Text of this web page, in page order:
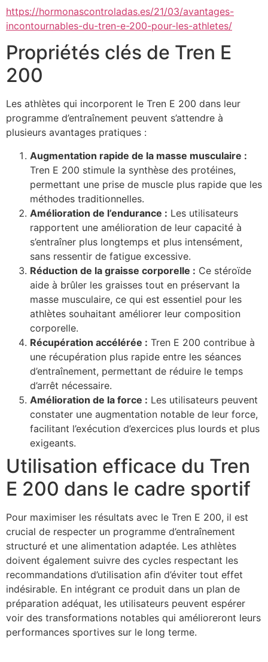
https://hormonascontroladas.es/21/03/avantages-
incontournables-du-tren-e-200-pour-les-athletes/
Propriétés clés de Tren E
200
Les athlètes qui incorporent le Tren E 200 dans leur
programme d’entraînement peuvent s’attendre à
plusieurs avantages pratiques :
Augmentation rapide de la masse musculaire :
Tren E 200 stimule la synthèse des protéines,
permettant une prise de muscle plus rapide que les
méthodes traditionnelles.
Amélioration de l’endurance : Les utilisateurs
rapportent une amélioration de leur capacité à
s’entraîner plus longtemps et plus intensément,
sans ressentir de fatigue excessive.
Réduction de la graisse corporelle : Ce stéroïde
aide à brûler les graisses tout en préservant la
masse musculaire, ce qui est essentiel pour les
athlètes souhaitant améliorer leur composition
corporelle.
Récupération accélérée : Tren E 200 contribue à
une récupération plus rapide entre les séances
d’entraînement, permettant de réduire le temps
d’arrêt nécessaire.
Amélioration de la force : Les utilisateurs peuvent
constater une augmentation notable de leur force,
facilitant l’exécution d’exercices plus lourds et plus
exigeants.
Utilisation efficace du Tren
E 200 dans le cadre sportif
Pour maximiser les résultats avec le Tren E 200, il est
crucial de respecter un programme d’entraînement
structuré et une alimentation adaptée. Les athlètes
doivent également suivre des cycles respectant les
recommandations d’utilisation afin d’éviter tout effet
indésirable. En intégrant ce produit dans un plan de
préparation adéquat, les utilisateurs peuvent espérer
voir des transformations notables qui amélioreront leurs
performances sportives sur le long terme.